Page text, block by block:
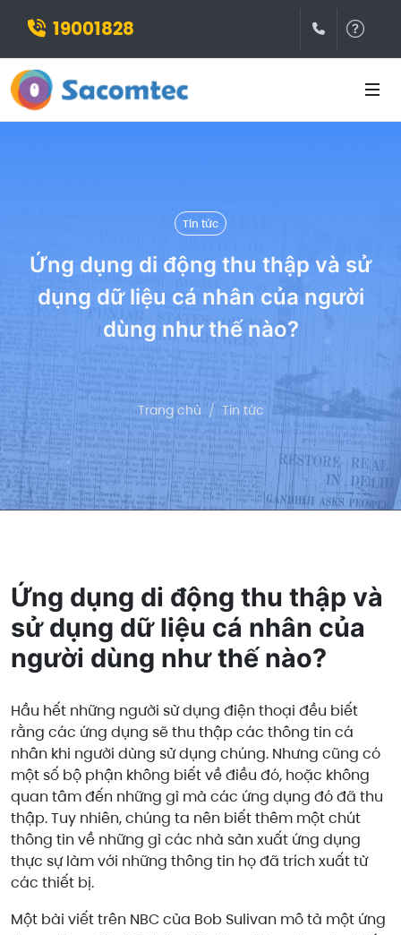
19001828
Tin tức
Ứng dụng di động thu thập và sử
dụng dữ liệu cá nhân của người
dùng như thế nào?
Trang chủ Tin tức
Ứng dụng di động thu thập và
sử dụng dữ liệu cá nhân của
người dùng như thế nào?
Hầu hết những người sử dụng điện thoại đều biết
rằng các ứng dụng sẽ thu thập các thông tin cá
nhân khi người dùng sử dụng chúng. Nhưng cũng có
một số bộ phận không biết về điều đó, hoặc không
quan tâm đến những gì mà các ứng dụng đó đã thu
thập. Tuy nhiên, chúng ta nên biết thêm một chút
thông tin về những gì các nhà sản xuất ứng dụng
thực sự làm với những thông tin họ đã trích xuất từ
các thiết bị.
Một bài viết trên NBC của Bob Sulivan mô tả một ứng